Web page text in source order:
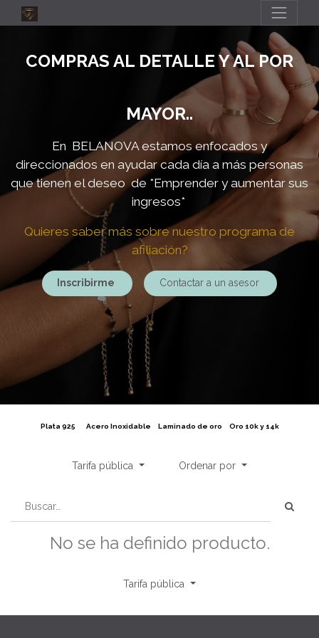
COMPRAS AL DETALLE Y AL POR
MAYOR..
En BELANOVA estamos enfocados y
direccionados en ayudar cada día a más personas
que tienen el deseo de *Emprender y aumentar sus
ingresos*
Quieres saber más sobre nuestro programa de
afiliación?
Inscribirme Contactar a un asesor
Plata 925 Acero Inoxidable Laminado de oro Oro 10k y 14k
Tarifa pública Ordenar por
No se ha definido producto.
Tarifa pública